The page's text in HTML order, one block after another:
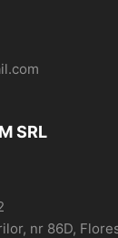
SRL
nr 86D,